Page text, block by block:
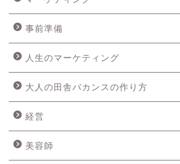
事前準備
人生のマーケティング
大人の田舎バカンスの作り方
経営
美容師